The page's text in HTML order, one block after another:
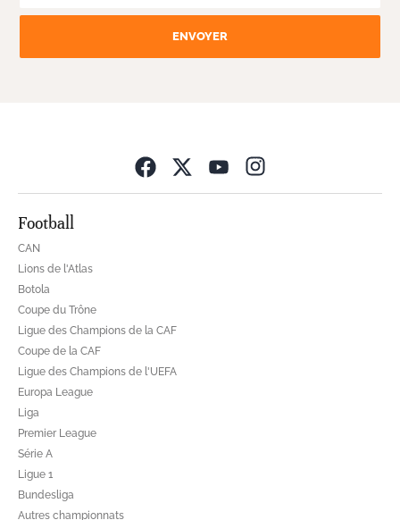
ENVOYER
Football
CAN
Lions de l'Atlas
Botola
Coupe du Trône
Ligue des Champions de la CAF
Coupe de la CAF
Ligue des Champions de l'UEFA
Europa League
Liga
Premier League
Série A
Ligue 1
Bundesliga
Autres championnats